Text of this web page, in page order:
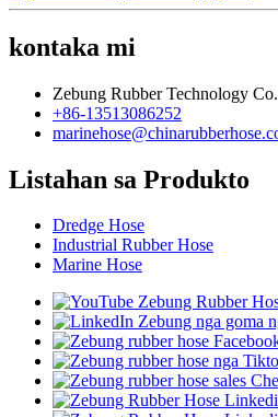
kontaka mi
Zebung Rubber Technology
+86-13513086252
Listahan sa Produkto
Dredge Hose
Industrial Rubber Hose
Marine Hose